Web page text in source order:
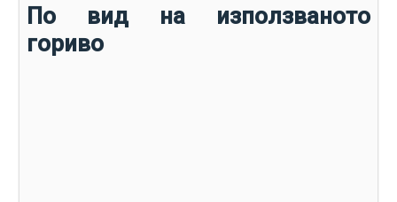
По вид на използваното
гориво